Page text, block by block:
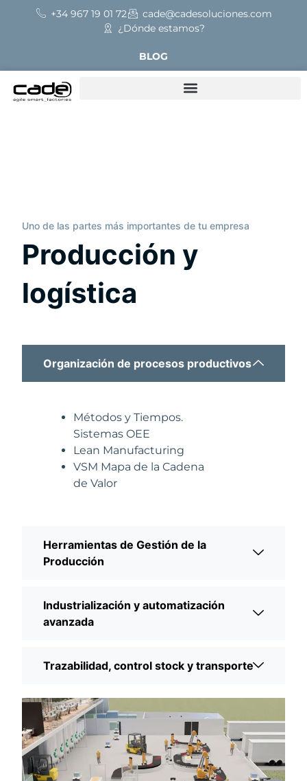
+34 967 19 01 72
cade@cadesoluciones.com
¿Dónde estamos?
BLOG
Uno de las partes más importantes de tu empresa
Producción y
logística
Organización de procesos productivos
Métodos y Tiempos.
Sistemas OEE
Lean Manufacturing
VSM Mapa de la Cadena
de Valor
Herramientas de Gestión de la
Producción
Industrialización y automatización
avanzada
Trazabilidad, control stock y transporte